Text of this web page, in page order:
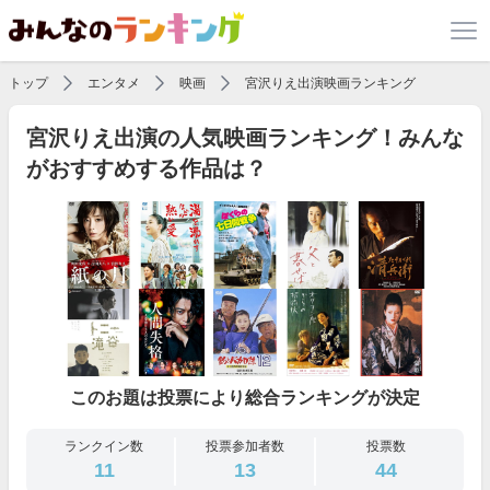
トップ エンタメ 映画 宮沢りえ出演映画ランキング
宮沢りえ出演の人気映画ランキング！みんな
がおすすめする作品は？
このお題は投票により総合ランキングが決定
ランクイン数
11
投票参加者数
13
投票数
44